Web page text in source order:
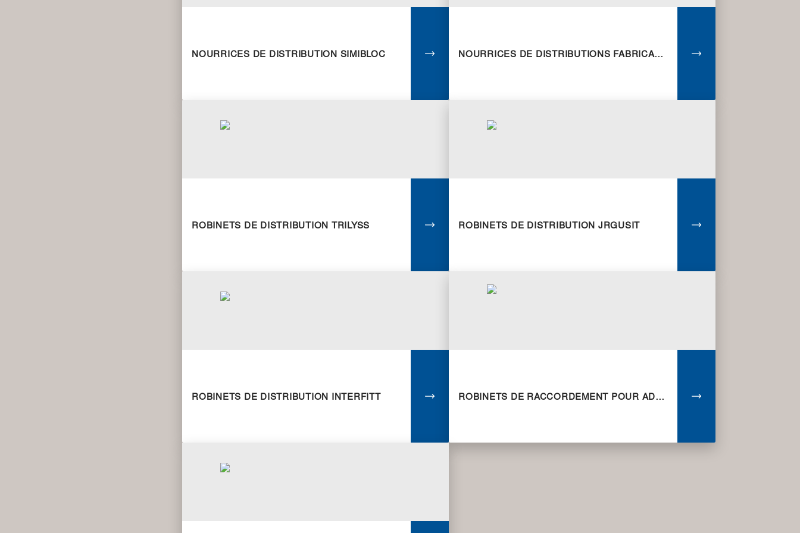
NOURRICES DE DISTRIBUTION SIMIBLOC NOURRICES DE DISTRIBUTIONS FABRICATS DIFFÉRENTS
ROBINETS DE DISTRIBUTION TRILYSS ROBINETS DE DISTRIBUTION JRGUSIT
ROBINETS DE DISTRIBUTION INTERFITT ROBINETS DE RACCORDEMENT POUR ADOUCISSEURS